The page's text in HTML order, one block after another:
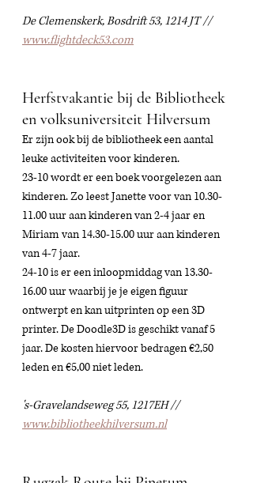
De Clemenskerk, Bosdrift 53, 1214 JT //
www.flightdeck53.com
Herfstvakantie bij de Bibliotheek
en volksuniversiteit Hilversum
Er zijn ook bij de bibliotheek een aantal
leuke activiteiten voor kinderen.
23-10 wordt er een boek voorgelezen aan
kinderen. Zo leest Janette voor van 10.30-
11.00 uur aan kinderen van 2-4 jaar en
Miriam van 14.30-15.00 uur aan kinderen
van 4-7 jaar.
24-10 is er een inloopmiddag van 13.30-
16.00 uur waarbij je je eigen figuur
ontwerpt en kan uitprinten op een 3D
printer. De Doodle3D is geschikt vanaf 5
jaar. De kosten hiervoor bedragen €2,50
leden en €5,00 niet leden.
's-Gravelandseweg 55, 1217EH //
www.bibliotheekhilversum.nl